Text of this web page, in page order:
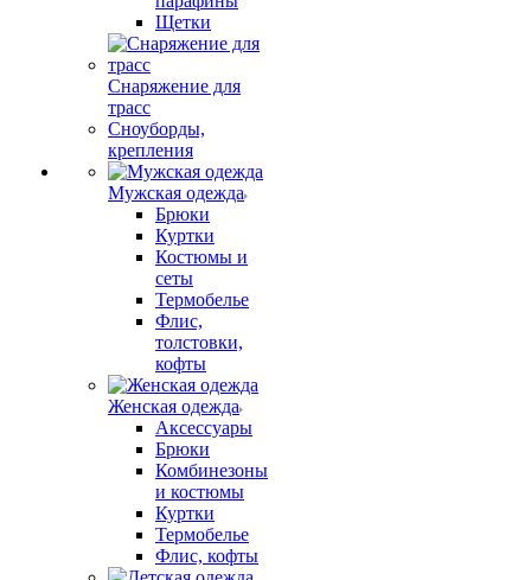
Щетки
Снаряжение для
трасс
Сноуборды,
крепления
Мужская одежда
Брюки
Куртки
Костюмы и
сеты
Термобелье
Флис,
толстовки,
кофты
Женская одежда
Аксессуары
Брюки
Комбинезоны
и костюмы
Куртки
Термобелье
Флис, кофты